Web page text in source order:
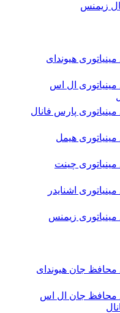
زیمنس
هیوندای
مینیاتوری ال اس
پارس فانال
هیمل
مینیاتوری چینت
اشنایدر
مینیاتوری زیمنس
محافظ جان هیوندای
محافظ جان ال اس